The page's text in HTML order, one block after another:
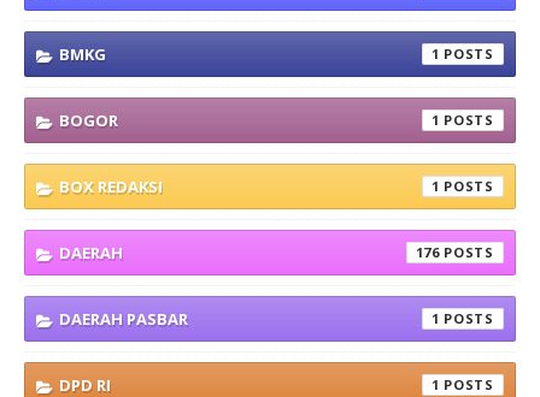
BMKG 1
BOGOR 1
BOX REDAKSI 1
DAERAH 176
DAERAH PASBAR 1
DPD RI 1